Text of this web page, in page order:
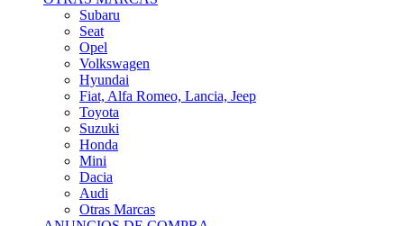
Subaru
Seat
Opel
Volkswagen
Hyundai
Fiat, Alfa Romeo, Lancia, Jeep
Toyota
Suzuki
Honda
Mini
Dacia
Audi
Otras Marcas